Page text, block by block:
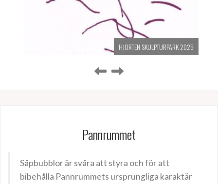
HJORTEN SKULPTURPARK 2025
Pannrummet
Såpbubblor är svåra att styra och för att
bibehålla Pannrummets ursprungliga karaktär